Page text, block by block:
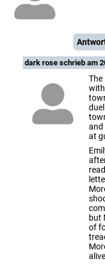
dark rose schrieb am
The
and
at
but
of